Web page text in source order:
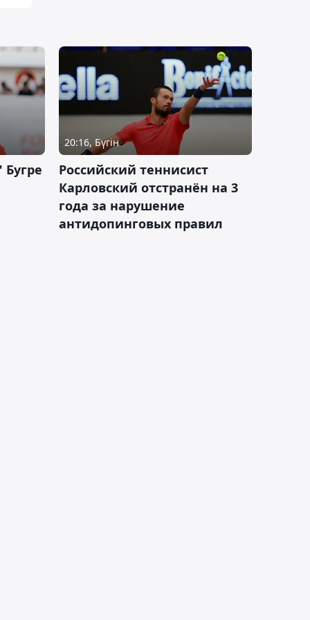
20:16, Бүгін
Российский теннисист
Карловский отстранён на 3
года за нарушение
антидопинговых правил